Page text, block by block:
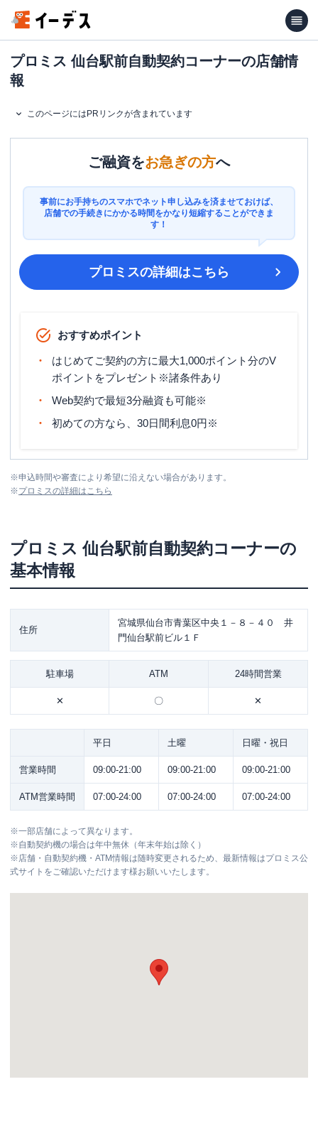
プロミス 仙台駅前自動契約コーナーの店舗情
報
このページにはPRリンクが含まれています
ご融資をお急ぎの方へ
事前にお手持ちのスマホでネット申し込みを済ませておけば、
店舗での手続きにかかる時間をかなり短縮することができま
す！
プロミスの詳細はこちら
おすすめポイント
はじめてご契約の方に最大1,000ポイント分のV
ポイントをプレゼント※諸条件あり
Web契約で最短3分融資も可能※
初めての方なら、30日間利息0円※
※申込時間や審査により希望に沿えない場合があります。
※プロミスの詳細はこちら
プロミス 仙台駅前自動契約コーナーの
基本情報
住所
宮城県仙台市青葉区中央１－８－４０ 井
門仙台駅前ビル１Ｆ
駐車場 ATM 24時間営業
✕ 〇 ✕
平日 土曜 日曜・祝日
営業時間 09:00-21:00 09:00-21:00 09:00-21:00
ATM営業時間 07:00-24:00 07:00-24:00 07:00-24:00
※一部店舗によって異なります。
※自動契約機の場合は年中無休（年末年始は除く）
※店舗・自動契約機・ATM情報は随時変更されるため、最新情報はプロミス公
式サイトをご確認いただけます様お願いいたします。